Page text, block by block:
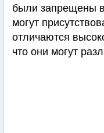
были запрещены
могут
отличаются
что они могут